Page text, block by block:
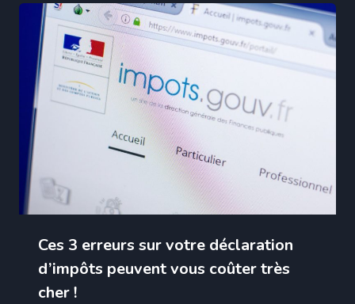
Ces 3 erreurs sur votre déclaration
d’impôts peuvent vous coûter très
cher !